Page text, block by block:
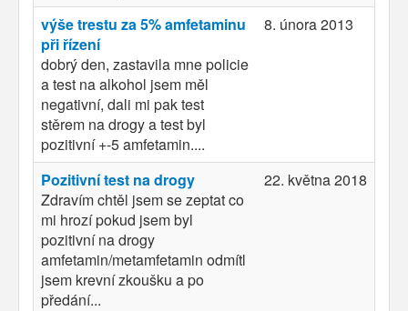
výše trestu za 5% amfetaminu
při řízení
dobrý den, zastavila mne policie
a test na alkohol jsem měl
negativní, dali mi pak test
stěrem na drogy a test byl
pozitivní +-5 amfetamin....
8. února 2013
Pozitivní test na drogy
Zdravím chtěl jsem se zeptat co
mi hrozí pokud jsem byl
pozitivní na drogy
amfetamin/metamfetamin odmítl
jsem krevní zkoušku a po
předání...
22. května 2018